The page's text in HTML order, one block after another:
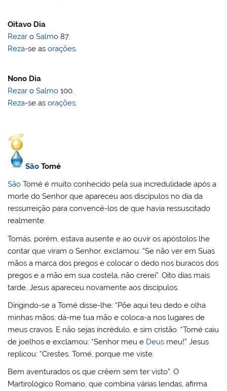
Oitavo Dia
Rezar oSalmo 87.
Reza-se asorações.
Nono Dia
Rezar oSalmo 100.
Reza-se asorações.
São Tomé
São Tomé é muito conhecido pela sua incredulidade após a
morte do Senhor que apareceu aos discípulos no dia da
ressurreição para convencê-los de que havia ressuscitado
realmente.
Tomás, porém, estava ausente e ao ouvir os apóstolos lhe
contar que viram o Senhor, exclamou: “Se não ver em Suas
mãos a marca dos pregos e colocar o dedo nos buracos dos
pregos e a mão em sua costela, não crerei”. Oito dias mais
tarde, Jesus apareceu novamente aos discípulos.
Dirigindo-se a Tomé disse-lhe: “Põe aqui teu dedo e olha
minhas mãos: dá-me tua mão e coloca-a nos lugares de
meus cravos. E não sejas incrédulo, e sim cristão. “Tomé caiu
de joelhos e exclamou: “Senhor meu e Deus meu!” Jesus
replicou: “Crestes, Tomé, porque me viste.
Bem aventurados os que crêem sem ter visto”. O
Martirológico Romano, que combina várias lendas, afirma